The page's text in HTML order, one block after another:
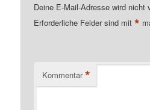
Deine E-Mail-Adresse wird nicht
Erforderliche Felder sind mit*
Kommentar *